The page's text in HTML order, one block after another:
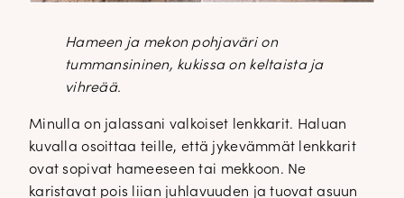
Hameen ja mekon pohjaväri on
tummansininen, kukissa on keltaista ja
vihreää.
Minulla on jalassani valkoiset lenkkarit. Haluan
kuvalla osoittaa teille, että jykevämmät lenkkarit
ovat sopivat hameeseen tai mekkoon. Ne
karistavat pois liian juhlavuuden ja tuovat asuun